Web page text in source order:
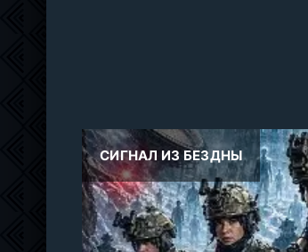
CИГНАЛ ИЗ БЕЗДНЫ